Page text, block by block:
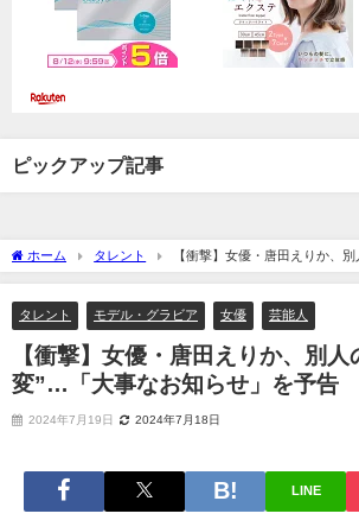
ピックアップ記事
ホーム タレント
【衝撃】女優・唐田えりか、
なお知らせ」を予告
タレント モデル・グラビア 女優 芸能人
【衝撃】女優・唐田えりか、別人
変”…「大事なお知らせ」を予告
2024年7月19日 2024年7月18日
LINE